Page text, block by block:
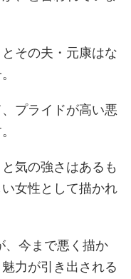
とその夫・元康はな
プライドが高い悪
気の強さはあるも
女性として描かれ
、今まで悪く描か
力が引き出される